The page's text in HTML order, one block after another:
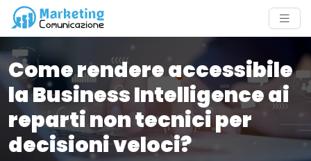
Come rendere accessibile
la Business Intelligence ai
reparti non tecnici per
decisioni veloci?